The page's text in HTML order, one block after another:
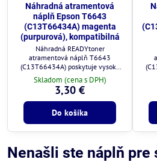
Náhradná atramentová
náplň Epson T6643
(C13T66434A) magenta
(purpurová), kompatibilná
Náhradná READYtoner
atramentová náplň T6643
(C13T66434A) poskytuje vysokú
kvalitu tlače a plnú kompatibilitu s
tlačiarňami Epson.
Skladom (cena s DPH)
3,30 €
Do košíka
Nenašli ste náplň pre